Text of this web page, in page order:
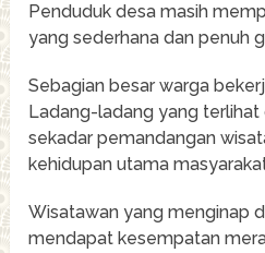
Penduduk desa masih
yang sederhana dan penuh
Sebagian besar warga
Ladang-ladang yang terlihat
sekadar pemandangan
kehidupan utama
Wisatawan yang menginap
mendapat kesempatan